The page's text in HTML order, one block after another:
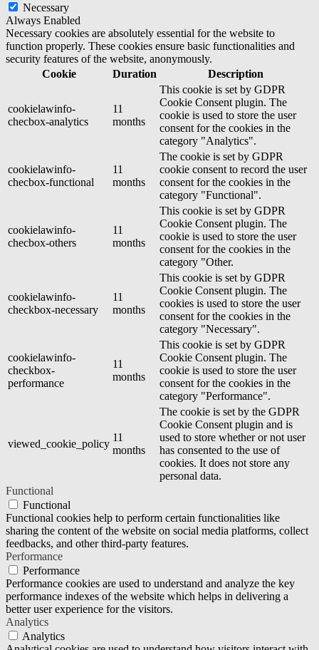
Necessary
Always Enabled
Necessary cookies are absolutely essential for the website to
function properly. These cookies ensure basic functionalities and
security features of the website, anonymously.
Cookie
Duration Description
cookielawinfo-
checbox-analytics
11
months
This cookie is set by GDPR
Cookie Consent plugin. The
cookie is used to store the user
consent for the cookies in the
category "Analytics".
cookielawinfo-
checbox-functional
11
months
The cookie is set by GDPR
cookie consent to record the user
consent for the cookies in the
category "Functional".
cookielawinfo-
checbox-others
11
months
This cookie is set by GDPR
Cookie Consent plugin. The
cookie is used to store the user
consent for the cookies in the
category "Other.
cookielawinfo-
checkbox-necessary
11
months
This cookie is set by GDPR
Cookie Consent plugin. The
cookies is used to store the user
consent for the cookies in the
category "Necessary".
cookielawinfo-
checkbox-
performance
11
months
This cookie is set by GDPR
Cookie Consent plugin. The
cookie is used to store the user
consent for the cookies in the
category "Performance".
viewed_cookie_policy
11
months
The cookie is set by the GDPR
Cookie Consent plugin and is
used to store whether or not user
has consented to the use of
cookies. It does not store any
personal data.
Functional
Functional
Functional cookies help to perform certain functionalities like
sharing the content of the website on social media platforms, collect
feedbacks, and other third-party features.
Performance
Performance
Performance cookies are used to understand and analyze the key
performance indexes of the website which helps in delivering a
better user experience for the visitors.
Analytics
Analytics